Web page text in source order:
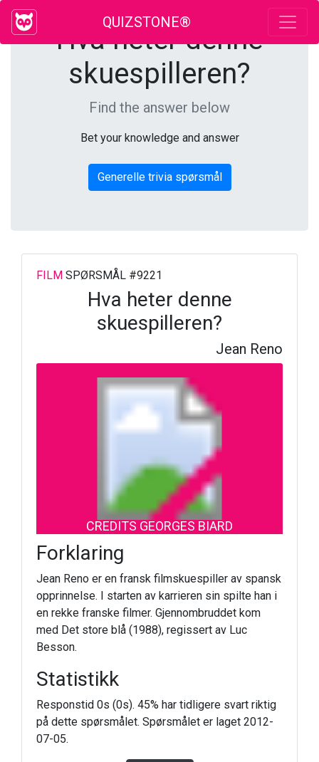
QUIZSTONE®
Hva heter denne
skuespilleren?
Find the answer below
Bet your knowledge and answer
Generelle trivia spørsmål
FILM SPØRSMÅL #9221
Hva heter denne
skuespilleren?
Jean Reno
CREDITS GEORGES BIARD
Forklaring
Jean Reno er en fransk filmskuespiller av spansk
opprinnelse. I starten av karrieren sin spilte han i
en rekke franske filmer. Gjennombruddet kom
med Det store blå (1988), regissert av Luc
Besson.
Statistikk
Responstid 0s (0s). 45% har tidligere svart riktig
på dette spørsmålet. Spørsmålet er laget 2012-
07-05.